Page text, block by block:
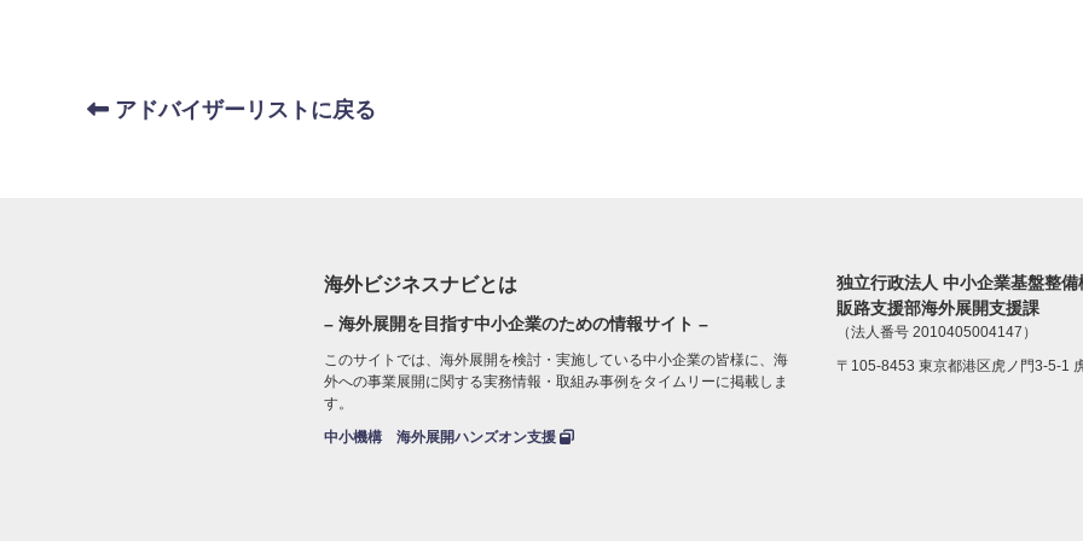
アドバイザーリストに戻る
海外ビジネスナビとは
– 海外展開を目指す中小企業のための情報サイト –
このサイトでは、海外展開を検討・実施している中小企業の皆様に、海
外への事業展開に関する実務情報・取組み事例をタイムリーに掲載しま
す。
中小機構 海外展開ハンズオン支援
独立行政法人 中小企業基盤整備
販路支援部海外展開支援課
（法人番号 2010405004147）
〒105-8453 東京都港区虎ノ門3-5-1